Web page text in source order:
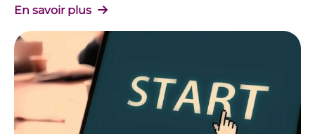
En savoir plus